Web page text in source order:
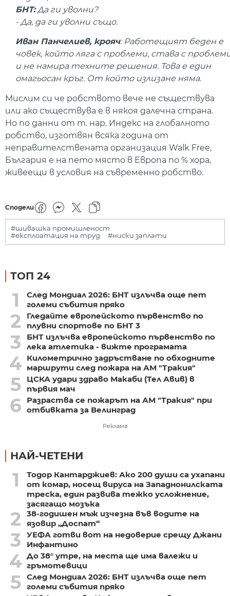
БНТ:Да ги уволни?
- Да, да ги уволни също.
Иван Панчелиев, крояч: Работещият беден е
човек, който ляга с проблеми, става с
и не намира техните решения. Това е един
омагьосан кръг. От който излизане няма.
Мислим си че робството вече не съществува
или ако съществува е в някоя далечна страна.
Но по данни от т. нар. Индекс на глобалното
робство, изготвян всяка година от
неправителствената организация Walk Free,
България е на пето място в Европа по % хора,
живеещи в условия на съвременно робство.
Сподели
#шивашка промишленост
#експлоатация на труд
#ниски заплати
ТОП 24
1
След Мондиал 2026: БНТ излъчва още пет
големи събития пряко
2
Гледайте европейското първенство по
плувни спортове по БНТ 3
3
БНТ излъчва европейското първенство по
лека атлетика - вижте програмата
4 Километрично задръстване по обходните
маршрути след пожара на АМ "Тракия"
5
ЦСКА удари здраво Макаби (Тел Авив) в
първия мач
6
Разраства се пожарът на АМ "Тракия" при
отбивката за Велинград
Реклама
НАЙ-ЧЕТЕНИ
1
Тодор Кантарджиев: Ако 200 души са ухапани
от комар, носещ вируса на Западнонилската
треска, един развива тежко усложнение,
засягащо мозъка
2
38-годишен мъж изчезна във водите на
язовир „Доспат“
3
УЕФА готви вот на недоверие срещу Джани
Инфантино
4 До 38° утре, на места ще има валежи и
гръмотевици
5 След Мондиал 2026: БНТ излъчва още пет
големи събития пряко